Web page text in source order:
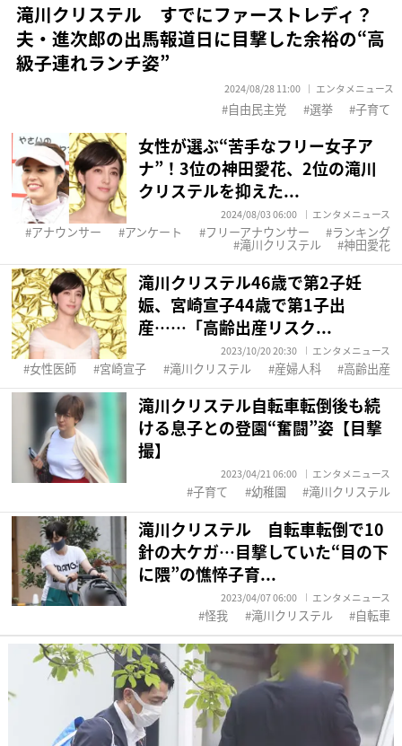
滝川クリステル すでにファーストレディ？
夫・進次郎の出馬報道日に目撃した余裕の“高
級子連れランチ姿”
2024/08/28 11:00 エンタメニュース
自由民主党 選挙 子育て
女性が選ぶ“苦手なフリー女子ア
ナ”！3位の神田愛花、2位の滝川
クリステルを抑えた...
2024/08/03 06:00 エンタメニュース
アナウンサー アンケート フリーアナウンサー ランキング
滝川クリステル 神田愛花
滝川クリステル46歳で第2子妊
娠、宮崎宣子44歳で第1子出
産……「高齢出産リスク...
2023/10/20 20:30 エンタメニュース
女性医師 宮崎宣子 滝川クリステル 産婦人科 高齢出産
滝川クリステル自転車転倒後も続
ける息子との登園“奮闘”姿【目撃
撮】
2023/04/21 06:00 エンタメニュース
子育て 幼稚園 滝川クリステル
滝川クリステル 自転車転倒で10
針の大ケガ…目撃していた“目の下
に隈”の憔悴子育...
2023/04/07 06:00 エンタメニュース
怪我 滝川クリステル 自転車